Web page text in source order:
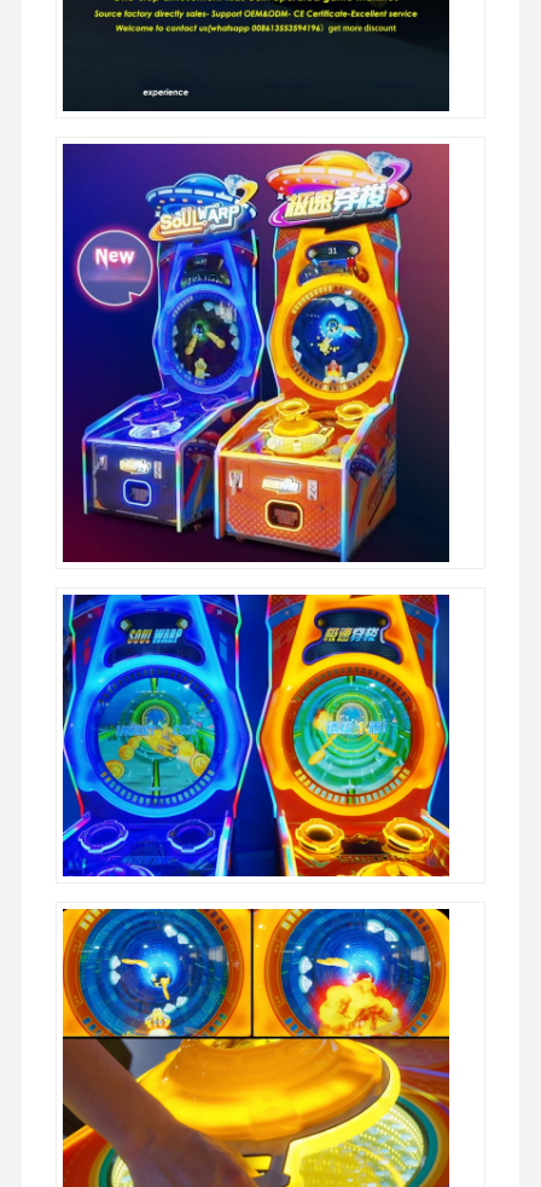
バイクゲームシミュレーター
VR 360のシミュレーター
VRアーケードシューター
VRの映画館
バンパー・カー
vr レーシングシミュレーター